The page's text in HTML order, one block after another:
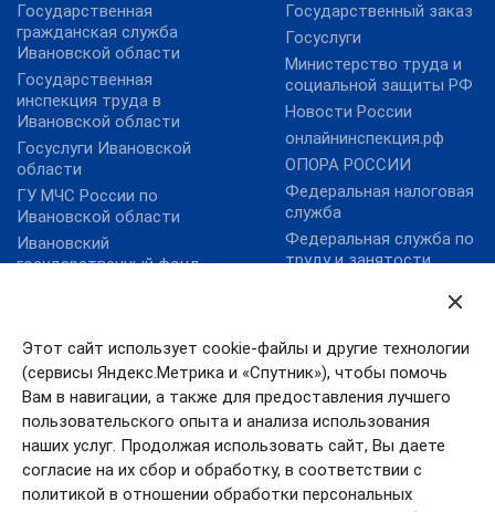
Этот сайт использует cookie-файлы и другие технологии
(сервисы Яндекс.Метрика и «Спутник»), чтобы помочь
Вам в навигации, а также для предоставления лучшего
пользовательского опыта и анализа использования
наших услуг. Продолжая использовать сайт, Вы даете
согласие на их сбор и обработку, в соответствии с
политикой в отношении обработки персональных
Государственная
гражданская служба
Ивановской области
Государственная
инспекция труда в
Ивановской области
Госуслуги Ивановской
области
ГУ МЧС России по
Ивановской области
Ивановский
государственный фонд
Ивановской области
Уполномоченный по
правам человека в
Ивановской области
Государственный заказ
Госуслуги
Министерство труда и
социальной защиты РФ
Новости России
онлайнинспекция.рф
ОПОРА РОССИИ
Федеральная налоговая
служба
Федеральная служба по
труду и занятости
страхования